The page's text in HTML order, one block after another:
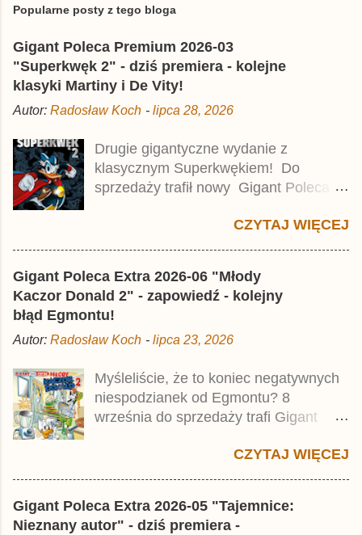
e
i
j
o
m
e
t
a
r
z
Popularne posty z tego bloga
Gigant Poleca Premium 2026-03
"Superkwęk 2" - dziś premiera - kolejne
klasyki Martiny i De Vity!
Autor: Radosław Koch - lipca 28, 2026
Drugie gigantyczne wydanie z
klasycznym Superkwękiem! Do
sprzedaży trafił nowy Gigant Poleca
Jest to kolejny 624-stronicowy tom z
najstarszymi historiami o kaczym
wynosi 49,99 zł i zamówicie go także z
rabatem na Egmont.pl . Za przekład
odpowiadał Jacek Drewnowski.
Publikacja jest przedrukiem drugiego
Taschenbuch Phantomias Collection ,
który trafił do sprzedaży pod koniec
2025 roku.
CZYTAJ WIĘCEJ
Gigant Poleca Extra 2026-06 "Młody
Kaczor Donald 2" - zapowiedź - kolejny
błąd Egmontu!
Autor: Radosław Koch - lipca 23, 2026
Myśleliście, że to koniec negatywnych
niespodzianek od Egmontu? 8
września do sprzedaży trafi Gigant
Jednak wbrew temu, na co wskazuje
nazwa tomu, nie będzie to przedruk
młodego Kaczora Donalda i jego
CZYTAJ WIĘCEJ
Gigant Poleca Extra 2026-05 "Tajemnice:
Nieznany autor" - dziś premiera -